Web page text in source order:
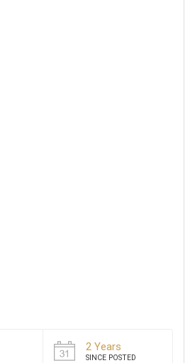
2 Years
SINCE POSTED